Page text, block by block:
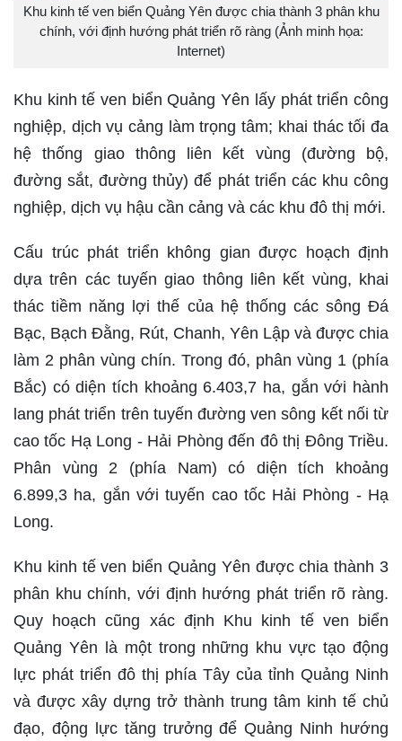
Khu kinh tế ven biển Quảng Yên được chia thành 3 phân khu
chính, với định hướng phát triển rõ ràng (Ảnh minh họa:
Internet)
Khu kinh tế ven biển Quảng Yên lấy phát triển công
nghiệp, dịch vụ cảng làm trọng tâm; khai thác tối đa
hệ thống giao thông liên kết vùng (đường bộ,
đường sắt, đường thủy) để phát triển các khu công
nghiệp, dịch vụ hậu cần cảng và các khu đô thị mới.
Cấu trúc phát triển không gian được hoạch định
dựa trên các tuyến giao thông liên kết vùng, khai
thác tiềm năng lợi thế của hệ thống các sông Đá
Bạc, Bạch Đằng, Rút, Chanh, Yên Lập và được chia
làm 2 phân vùng chín. Trong đó, phân vùng 1 (phía
Bắc) có diện tích khoảng 6.403,7 ha, gắn với hành
lang phát triển trên tuyến đường ven sông kết nối từ
cao tốc Hạ Long - Hải Phòng đến đô thị Đông Triều.
Phân vùng 2 (phía Nam) có diện tích khoảng
6.899,3 ha, gắn với tuyến cao tốc Hải Phòng - Hạ
Long.
Khu kinh tế ven biển Quảng Yên được chia thành 3
phân khu chính, với định hướng phát triển rõ ràng.
Quy hoạch cũng xác định Khu kinh tế ven biển
Quảng Yên là một trong những khu vực tạo động
lực phát triển đô thị phía Tây của tỉnh Quảng Ninh
và được xây dựng trở thành trung tâm kinh tế chủ
đạo, động lực tăng trưởng để Quảng Ninh hướng